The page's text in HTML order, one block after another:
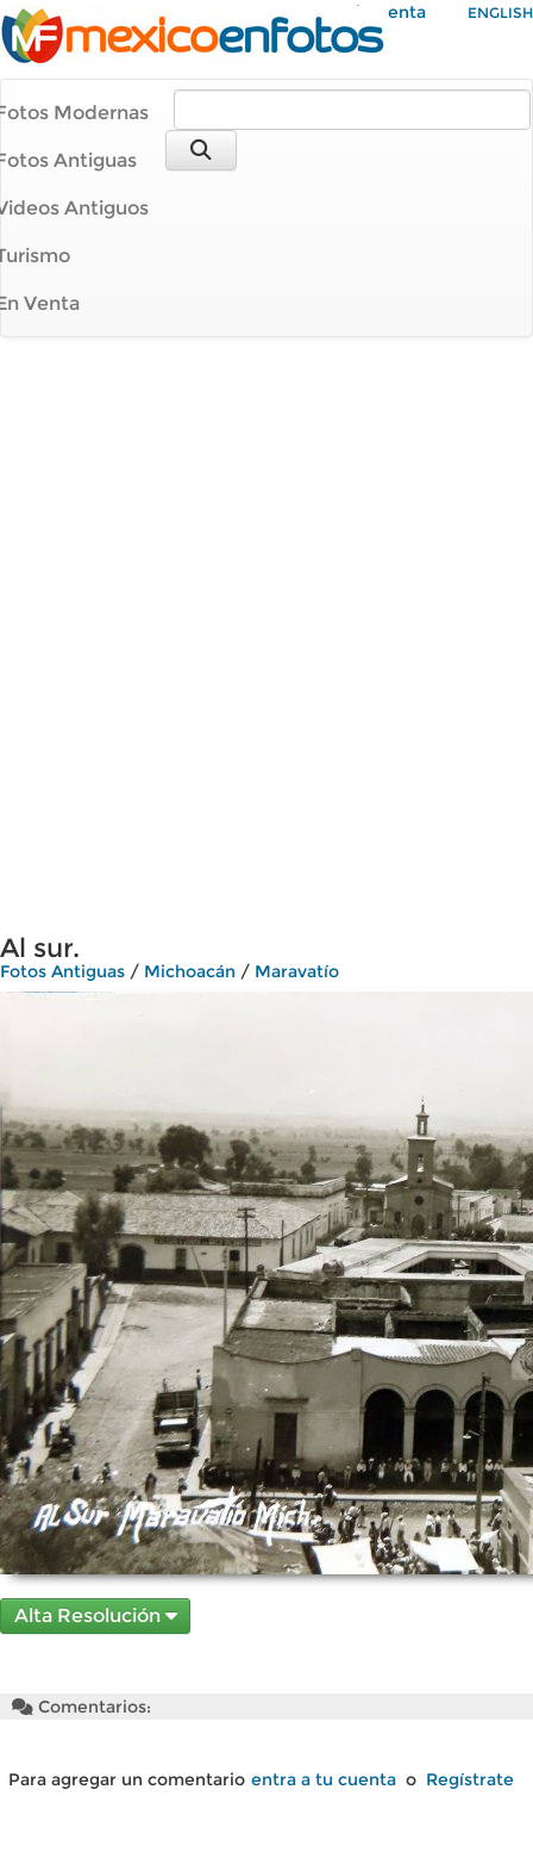
Mi Cuenta ENGLISH
Modernas
Antiguas
Antiguos
Venta
Al sur.
Fotos Antiguas / Michoacán / Maravatío
Alta Resolución
Comentarios:
Para agregar un comentario entra a tu cuenta o Regístrate